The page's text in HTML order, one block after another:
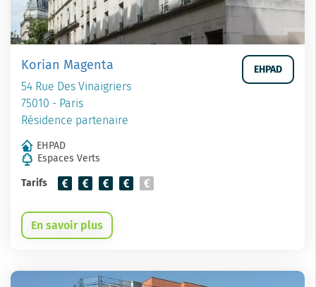
Korian Magenta
54 Rue Des Vinaigriers
75010 - Paris
Résidence partenaire
EHPAD
EHPAD
Espaces Verts
Tarifs
En savoir plus